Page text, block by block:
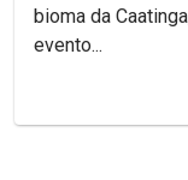
bioma da
evento...